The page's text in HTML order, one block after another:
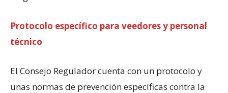
Protocolo específico para veedores y personal
técnico
El Consejo Regulador cuenta con un protocolo y
unas normas de prevención específicas contra la